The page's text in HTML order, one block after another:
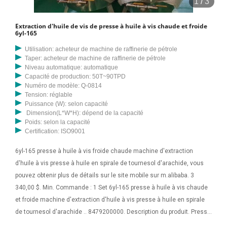
Extraction d'huile de vis de presse à huile à vis chaude et froide
6yl-165
Utilisation: acheteur de machine de raffinerie de pétrole
Taper: acheteur de machine de raffinerie de pétrole
Niveau automatique: automatique
Capacité de production: 50T~90TPD
Numéro de modèle: Q-0814
Tension: réglable
Puissance (W): selon capacité
Dimension(L*W*H): dépend de la capacité
Poids: selon la capacité
Certification: ISO9001
6yl-165 presse à huile à vis froide chaude machine d'extraction
d'huile à vis presse à huile en spirale de tournesol d'arachide, vous
pouvez obtenir plus de détails sur le site mobile sur m.alibaba. 3
340,00 $. Min. Commande : 1 Set 6yl-165 presse à huile à vis chaude
et froide machine d'extraction d'huile à vis presse à huile en spirale
de tournesol d'arachide .. 8479200000. Description du produit. Presse